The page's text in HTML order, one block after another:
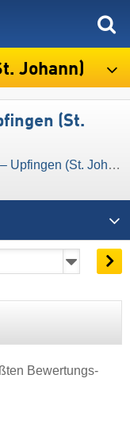
Johann)
(St.
(St. Johann)
Bewertungs-